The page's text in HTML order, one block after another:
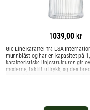
1039,00 kr
Gio Line karaffel fra LSA
munnblåst og har en kapasitet på
karakteristiske linjestrukturen gir
moderne, taktilt uttrykk, og den